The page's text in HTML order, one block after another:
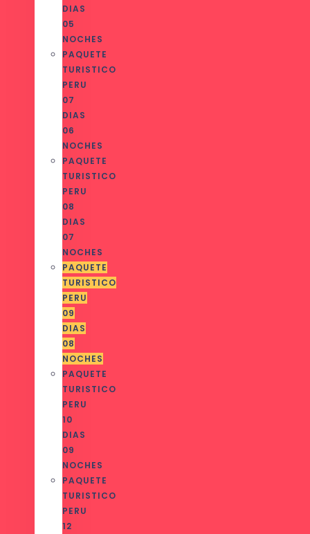
DIAS
05
NOCHES
PAQUETE
TURISTICO
PERU
07
DIAS
06
NOCHES
PAQUETE
TURISTICO
PERU
08
DIAS
07
NOCHES
PAQUETE
TURISTICO
PERU
09
DIAS
08
NOCHES
PAQUETE
TURISTICO
PERU
10
DIAS
09
NOCHES
PAQUETE
TURISTICO
PERU
12